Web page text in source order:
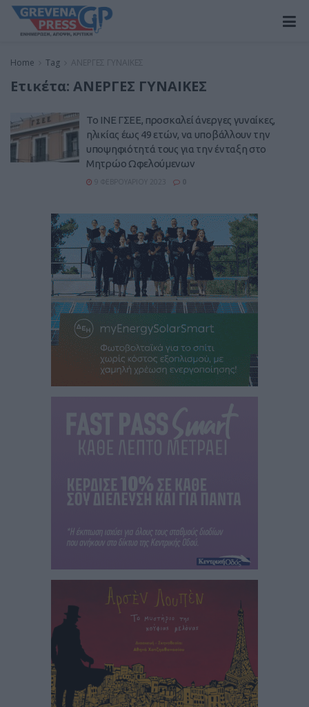
Home Tag ΑΝΕΡΓΕΣ ΓΥΝΑΙΚΕΣ
Ετικέτα: ΑΝΕΡΓΕΣ ΓΥΝΑΙΚΕΣ
Το ΙΝΕ ΓΣΕΕ, προσκαλεί άνεργες γυναίκες,
ηλικίας έως 49 ετών, να υποβάλλουν την
υποψηφιότητά τους για την ένταξη στο
Μητρώο Ωφελούμενων
0